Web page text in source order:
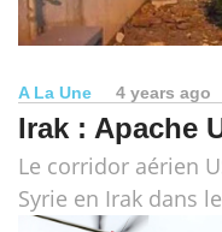
A La Une 4 years ago
Irak : Apache
Le corridor aérien
Syrie en Irak dans